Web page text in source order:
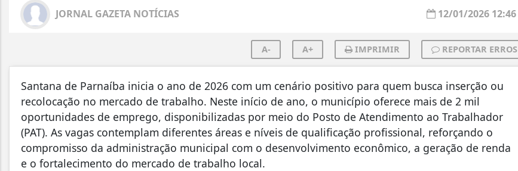
JORNAL GAZETA NOTÍCIAS 12/01/2026 12:46
A- A+ IMPRIMIR REPORTAR ERROS
Santana de Parnaíba inicia o ano de 2026 com um cenário positivo para quem busca inserção ou
recolocação no mercado de trabalho. Neste início de ano, o município oferece mais de 2 mil
oportunidades de emprego, disponibilizadas por meio do Posto de Atendimento ao Trabalhador
(PAT). As vagas contemplam diferentes áreas e níveis de qualificação profissional, reforçando o
compromisso da administração municipal com o desenvolvimento econômico, a geração de renda
e o fortalecimento do mercado de trabalho local.